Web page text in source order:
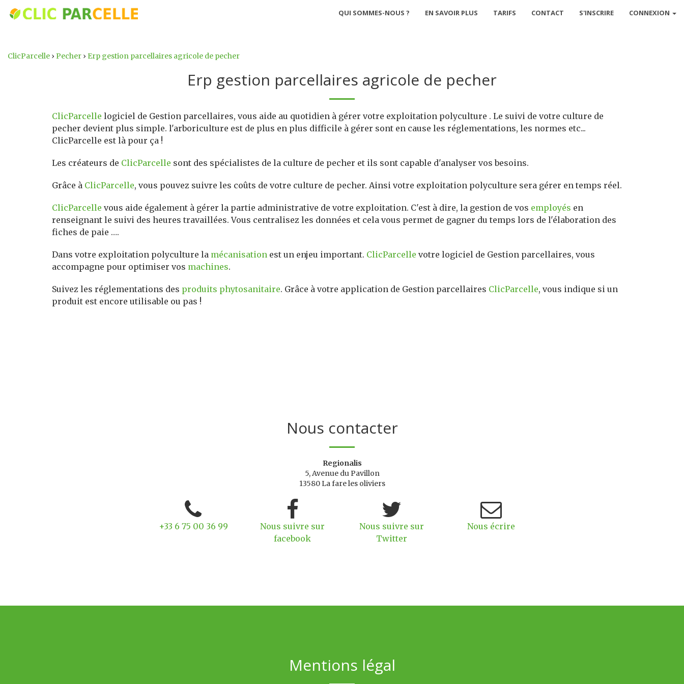
QUI SOMMES-NOUS ? EN SAVOIR PLUS TARIFS CONTACT S'INSCRIRE CONNEXION
ClicParcelle › Pecher › Erp gestion parcellaires agricole de pecher
Erp gestion parcellaires agricole de pecher
ClicParcelle logiciel de Gestion parcellaires, vous aide au quotidien à gérer votre exploitation polyculture . Le suivi de votre culture de
pecher devient plus simple. l'arboriculture est de plus en plus difficile à gérer sont en cause les réglementations, les normes etc...
ClicParcelle est là pour ça !
Les créateurs de ClicParcelle sont des spécialistes de la culture de pecher et ils sont capable d'analyser vos besoins.
Grâce à ClicParcelle, vous pouvez suivre les coûts de votre culture de pecher. Ainsi votre exploitation polyculture sera gérer en temps réel.
ClicParcelle vous aide également à gérer la partie administrative de votre exploitation. C'est à dire, la gestion de vos employés en
renseignant le suivi des heures travaillées. Vous centralisez les données et cela vous permet de gagner du temps lors de l'élaboration des
fiches de paie ….
Dans votre exploitation polyculture la mécanisation est un enjeu important. ClicParcelle votre logiciel de Gestion parcellaires, vous
accompagne pour optimiser vos machines.
Suivez les réglementations des produits phytosanitaire. Grâce à votre application de Gestion parcellaires ClicParcelle, vous indique si un
produit est encore utilisable ou pas !
Nous contacter
Regionalis
5, Avenue du Pavillon
13580 La fare les oliviers
+33 6 75 00 36 99
Nous suivre sur
facebook
Nous suivre sur
Twitter
Nous écrire
Mentions légal